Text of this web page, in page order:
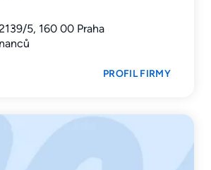
5, 160 00 Praha
PROFIL FIRMY